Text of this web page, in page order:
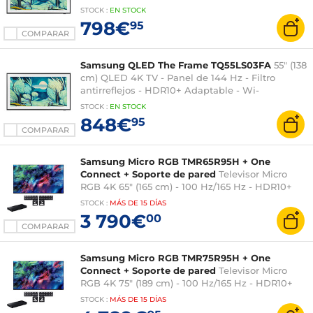
COMPARAR
Fi/Bluetooth/AirPlay 2 - Sonido 2.0 20W - Modo
STOCK : EN STOCK
798€95
COMPARAR
Samsung QLED The Frame TQ55LS03FA 55" (138
cm) QLED 4K TV - Panel de 144 Hz - Filtro
antirreflejos - HDR10+ Adaptable - Wi-
Fi/Bluetooth/AirPlay 2 - Sonido 2.0 20W - Modo
STOCK : EN STOCK
848€95
COMPARAR
Samsung Micro RGB TMR65R95H + One
Connect + Soporte de pared Televisor Micro
RGB 4K 65" (165 cm) - 100 Hz/165 Hz - HDR10+
Gaming - Filtro antirreflejos - Wi-
Fi/Bluetooth/AirPlay 2 - HDMI 2.1/ALLM/FreeSync
Premium Pro - Sonido 4.2.2 70W - Dolby Atmos
STOCK : MÁS DE 15 DÍAS
3 790€00
Samsung Micro RGB TMR75R95H + One
Connect + Soporte de pared Televisor Micro
RGB 4K 75" (189 cm) - 100 Hz/165 Hz - HDR10+
Gaming - Filtro antirreflejos - Wi-
Fi/Bluetooth/AirPlay 2 - HDMI 2.1/ALLM/FreeSync
STOCK : MÁS DE 15 DÍAS